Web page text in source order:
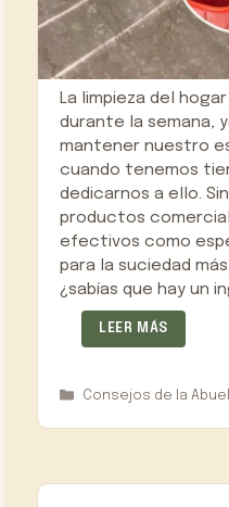
La limpieza del
durante la semana,
mantener nuestro
cuando tenemos
dedicarnos a ello.
productos
efectivos como
para la suciedad
¿sabías que hay un
LEER MÁS
Categorías
Consejos de la